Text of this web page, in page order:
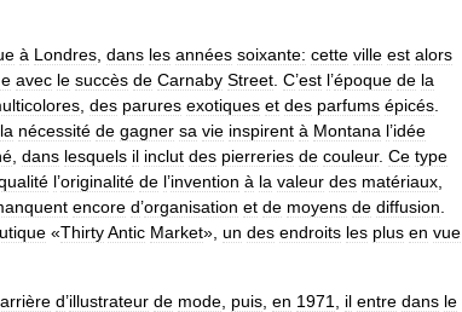
à Londres dans les années soixante: cette ville est alors
avec le succès de Carnaby Street C’est l’époque de la
des parures exotiques et des parfums épicés
la nécessité de gagner sa vie inspirent à Montana l’idée
dans lesquels il inclut des pierreries de couleur. Ce type
l’originalité de l’invention à la valeur des matériaux
encore d’organisation et de moyens de diffusion
«ThirtyAntic Market», un des endroits les plus en vue
d’illustrateur de mode puis en 1971 il entre dans le